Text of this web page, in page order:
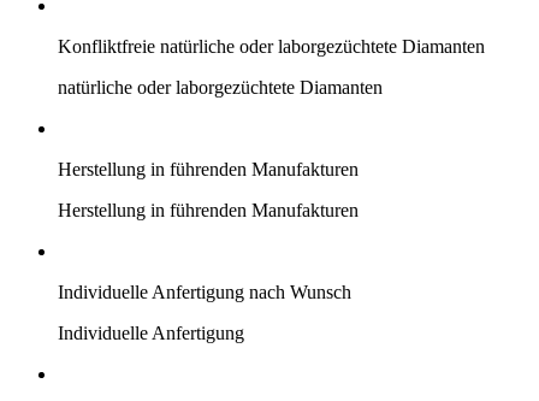
Konfliktfreie natürliche oder laborgezüchtete Diamanten
natürliche oder laborgezüchtete Diamanten
Herstellung in führenden Manufakturen
Herstellung in führenden Manufakturen
Individuelle Anfertigung nach Wunsch
Individuelle Anfertigung